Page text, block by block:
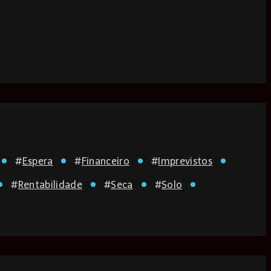
Espera
# Financeiro
# Imprevistos
#
Rentabilidade
# Seca
# Solo
#